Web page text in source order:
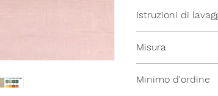
Istruzioni di
temperatura
Misura
Minimo d'ordine